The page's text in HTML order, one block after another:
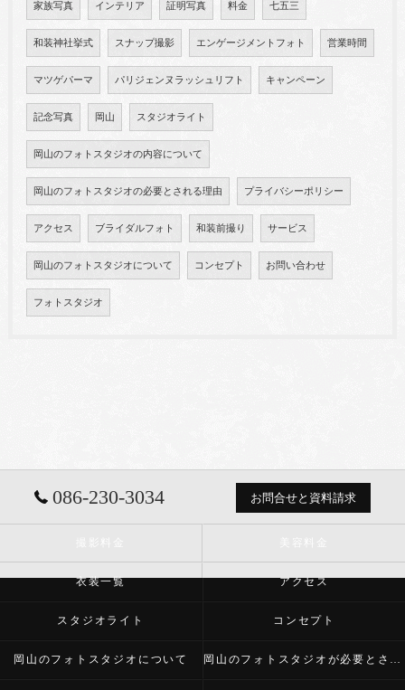
家族写真 インテリア 証明写真 料金 七五三
和装神社挙式 スナップ撮影 エンゲージメントフォト 営業時間
マツゲパーマ パリジェンヌラッシュリフト キャンペーン
記念写真 岡山 スタジオライト
岡山のフォトスタジオの内容について
岡山のフォトスタジオの必要とされる理由 プライバシーポリシー
アクセス ブライダルフォト 和装前撮り サービス
岡山のフォトスタジオについて コンセプト お問い合わせ
フォトスタジオ
086-230-3034 お問合せと資料請求
衣装一覧 アクセス
スタジオライト コンセプト
岡山のフォトスタジオについて 岡山のフォトスタジオが必要とされる理由